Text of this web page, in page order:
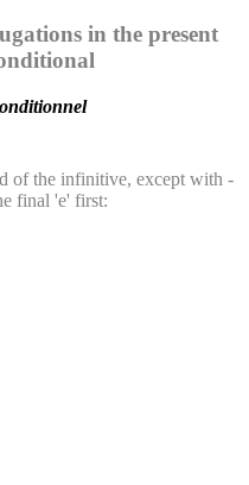
in the present
of the infinitive, except with -
final 'e' first: